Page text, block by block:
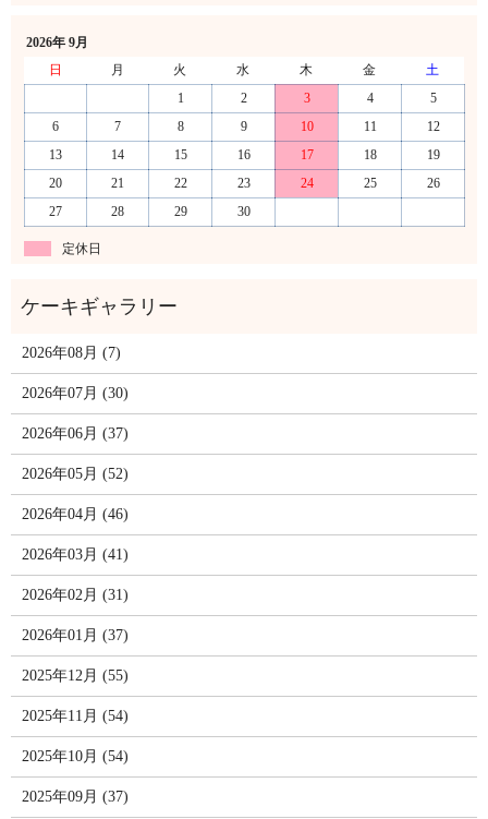
2026年 9月
日
月 火 水 木 金
土
1
2 3 4
5
6
7 8 9 10 11
12
13
14 15 16 17 18
19
20
21 22 23 24 25
26
27
28 29 30
定休日
2026年08月 (7)
2026年07月 (30)
2026年06月 (37)
2026年05月 (52)
2026年04月 (46)
2026年03月 (41)
2026年02月 (31)
2026年01月 (37)
2025年12月 (55)
2025年11月 (54)
2025年10月 (54)
2025年09月 (37)